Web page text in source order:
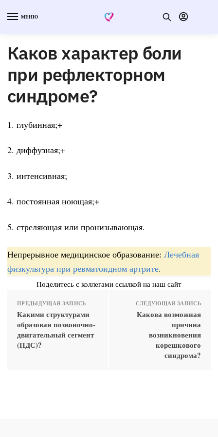
МЕНЮ
Каков характер боли
при рефлекторном
синдроме?
1. глубинная;+
2. диффузная;+
3. интенсивная;
4. постоянная ноющая;+
5. стреляющая или пронизывающая.
Непрерывное медицинское образование: Лечебная
физкультура при ревматоидном артрите.
Поделитесь с коллегами ссылкой на наш сайт
ПРЕДЫДУЩАЯ ЗАПИСЬ
Какими структурами
образован позвоночно-
двигательный сегмент
(ПДС)?
СЛЕДУЮЩАЯ ЗАПИСЬ
Какова возможная
причина
возникновения
корешкового
синдрома?